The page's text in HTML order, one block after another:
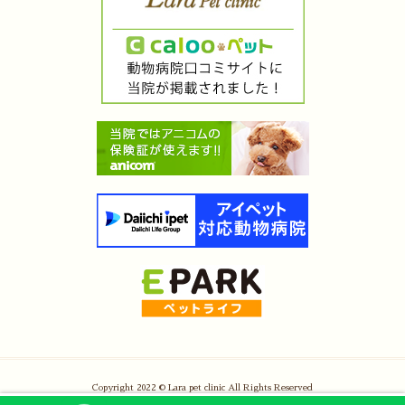
Copyright 2022 © Lara pet clinic All Rights Reserved